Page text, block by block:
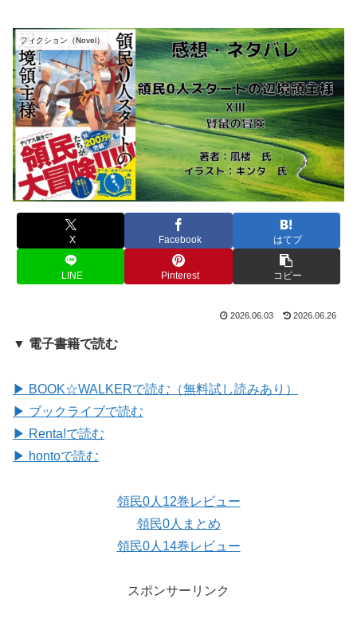
フィクション（Novel）
X Facebook はてブ
LINE Pinterest コピー
2026.06.03 2026.06.26
▼ 電子書籍で読む
▶ BOOK☆WALKERで読む（無料試し読みあり）
▶ ブックライブで読む
▶ Renta!で読む
▶ hontoで読む
領民0人12巻レビュー
領民0人まとめ
領民0人14巻レビュー
スポンサーリンク